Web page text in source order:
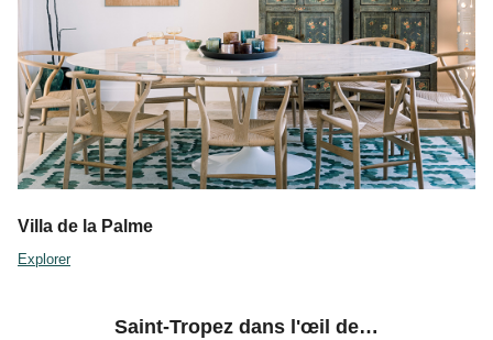
Villa de la Palme
Explorer
Saint-Tropez dans l'œil de…